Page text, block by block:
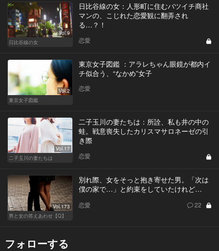
Vol.9
日比谷線の女
日比谷線の女：人形町に住むバツイチ商社
マンの、こじれた恋愛観に翻弄され
る…？！
恋愛
Vol.2
東京女子図鑑
東京女子図鑑 ：アラレちゃん眼鏡が都内イ
チ似合う、“なかめ”女子
恋愛
Vol.17
二子玉川の妻たちは
二子玉川の妻たちは：所詮、私も井の中の
蛙。戦意喪失したカリスマサロネーゼの引
き際
恋愛
Vol.173
男と女の答えあわせ【Q】
別れ際、女をそっと抱き寄せた男。「次は
僕の家で…」と約束をしていたけれど…
恋愛 22
フォローする